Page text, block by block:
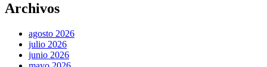
Archivos
agosto 2026
julio 2026
junio 2026